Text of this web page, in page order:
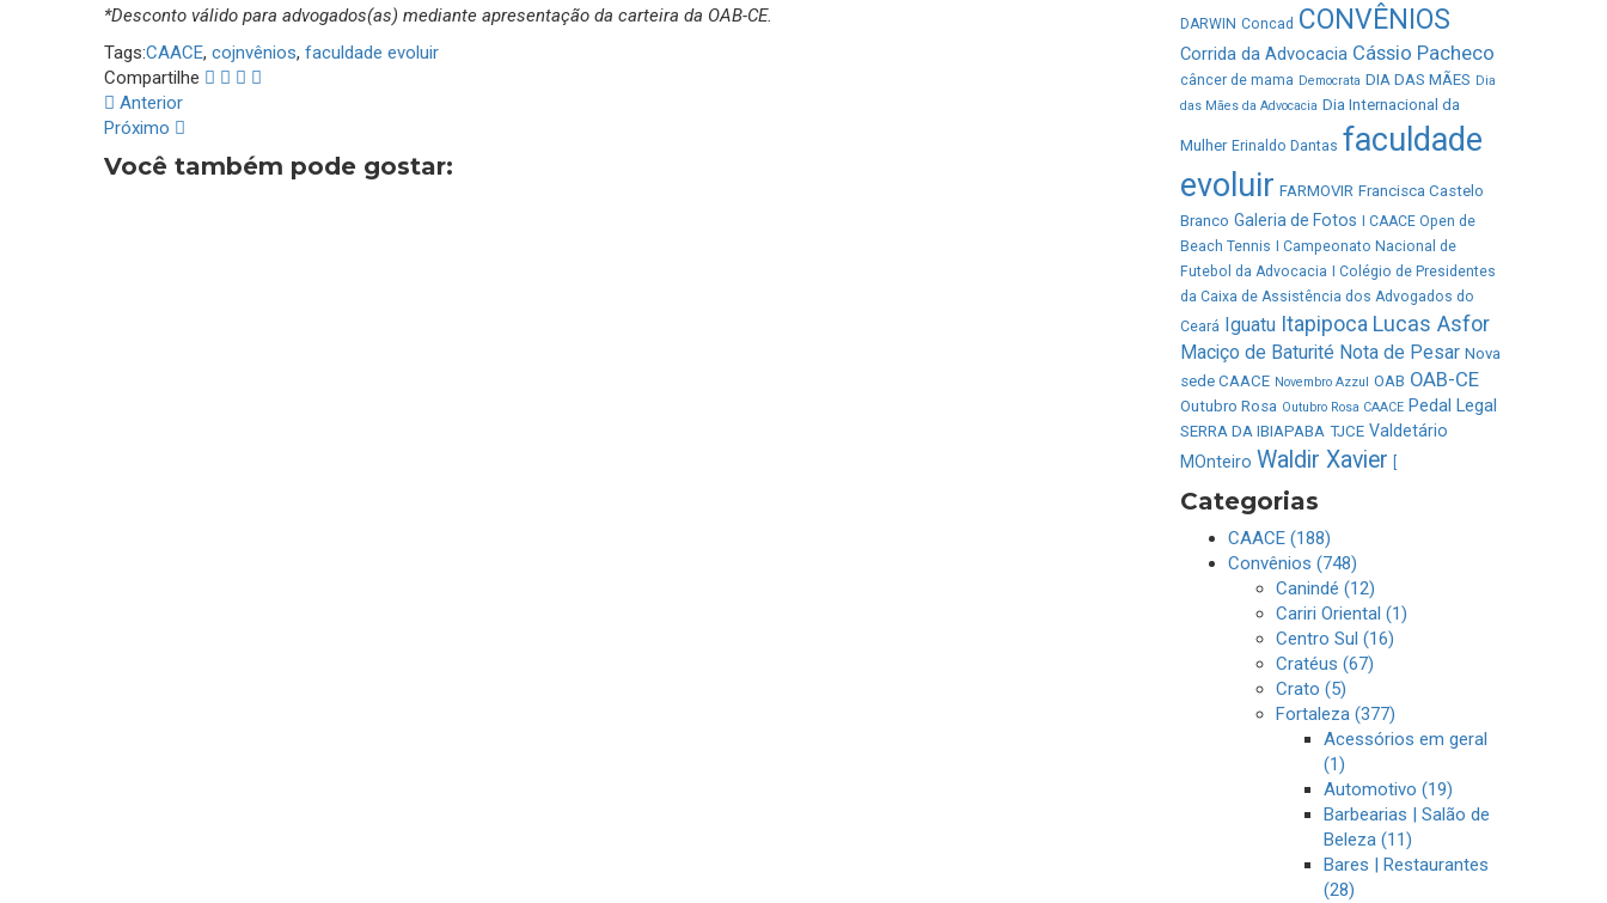
*Desconto válido para advogados(as) mediante apresentação da carteira da OAB-CE.
Tags:CAACE, cojnvênios, faculdade evoluir
Compartilhe
Anterior
Próximo
Você também pode gostar:
DARWIN Concad CONVÊNIOS
Corrida da Advocacia Cássio Pacheco
câncer de mama Democrata DIA DAS MÃES Dia
das Mães da Advocacia Dia Internacional da
Mulher Erinaldo Dantas faculdade
evoluir FARMOVIR Francisca Castelo
Branco Galeria de Fotos
I CAACE Open de
Beach Tennis
I Campeonato Nacional de
Futebol da Advocacia
I Colégio de Presidentes
da Caixa de Assistência dos Advogados do
Ceará Iguatu Itapipoca Lucas Asfor
Maciço de Baturité Nota de Pesar Nova
sede CAACE Novembro Azzul OAB OAB-CE
Outubro Rosa Outubro Rosa CAACE Pedal Legal
SERRA DA IBIAPABA TJCE Valdetário
MOnteiro Waldir Xavier
Categorias
CAACE (188)
Convênios (748)
Canindé (12)
Cariri Oriental (1)
Centro Sul (16)
Cratéus (67)
Crato (5)
Fortaleza (377)
Acessórios em geral
(1)
Automotivo (19)
Barbearias | Salão de
Beleza (11)
Bares | Restaurantes
(28)